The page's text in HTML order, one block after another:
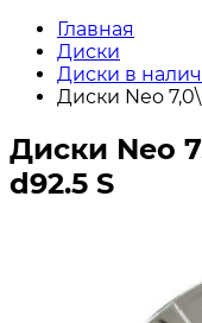
Главная
Диски
Диски в
Диски Neo
Диски Neo
d92.5 S